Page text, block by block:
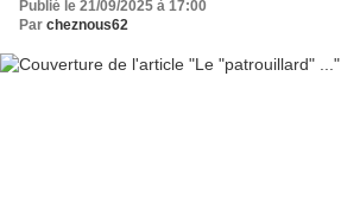
Publié le 21/09/2025 à 17:00
Par cheznous62